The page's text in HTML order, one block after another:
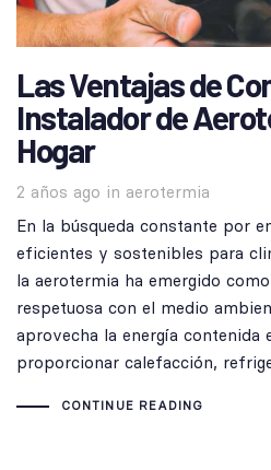
Las Ventajas de
Instalador de
Hogar
2 años ago in
Tags
aerotermia
En la búsqueda constante por
eficientes y sostenibles para
la aerotermia ha emergido
respetuosa con el medio
aprovecha la energía contenida
proporcionar calefacción,
CONTINUE READING